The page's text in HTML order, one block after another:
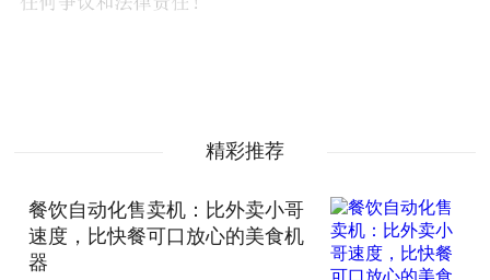
精彩推荐
餐饮自动化售卖机：比外卖小哥
速度，比快餐可口放心的美食机
器